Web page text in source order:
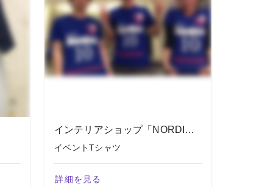
インテリアショップ「NORDICO」さま
イベントTシャツ
詳細を見る